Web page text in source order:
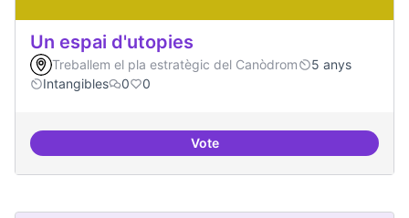
Un espai d'utopies
Treballem el pla estratègic del Canòdrom
5 anys
Intangibles
0 0
VoteUn espai d'utopies